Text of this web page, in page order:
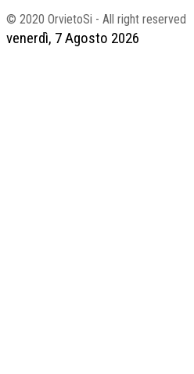
venerdì, 7 Agosto 2026
© 2020 OrvietoSi - All right reserved